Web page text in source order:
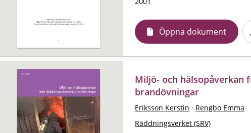
Öppna dokument
Miljö- och hälsopåverkan
brandövningar
Eriksson Kerstin · Rengbo Emma
Räddningsverket (SRV)